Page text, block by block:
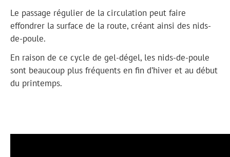
Le passage régulier de la circulation peut faire
effondrer la surface de la route, créant ainsi des nids-
de-poule.
En raison de ce cycle de gel-dégel, les nids-de-poule
sont beaucoup plus fréquents en fin d’hiver et au début
du printemps.